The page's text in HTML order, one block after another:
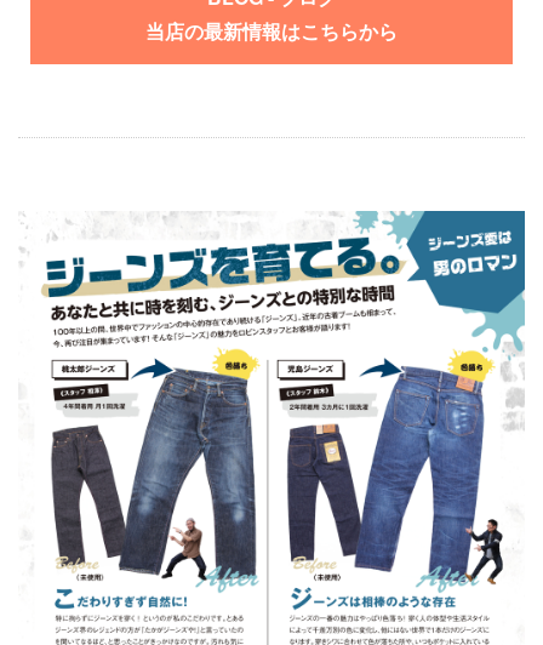
当店の最新情報はこちらから